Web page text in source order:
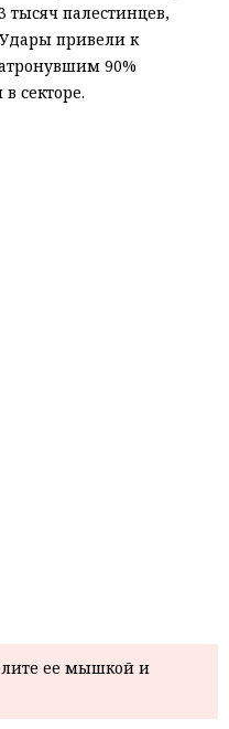
тысяч палестинцев,
привели к
90%
секторе.
ее мышкой и